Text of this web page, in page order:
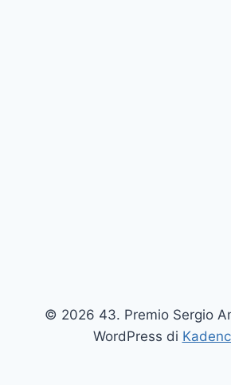
© 2026 43. Premio Sergio
WordPress di